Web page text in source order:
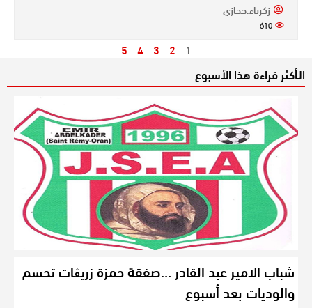
زكرياء.حجازي
610
1
2
3
4
5
الـأكثر قراءة هذا الأسبوع
شباب الامير عبد القادر …صفقة حمزة زريڨات تحسم
والوديات بعد أسبوع